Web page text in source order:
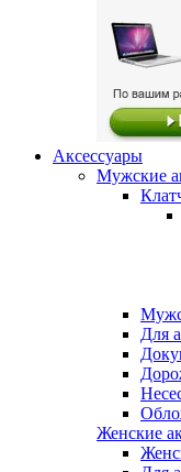
Аксессуары
Мужские
Для
Женские